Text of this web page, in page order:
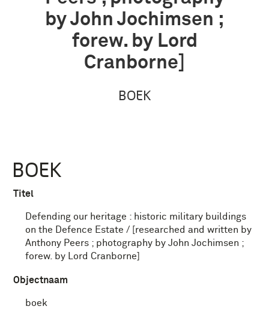
by John Jochimsen ;
forew. by Lord
Cranborne]
BOEK
BOEK
Titel
Defending our heritage : historic military buildings
on the Defence Estate / [researched and written by
Anthony Peers ; photography by John Jochimsen ;
forew. by Lord Cranborne]
Objectnaam
boek